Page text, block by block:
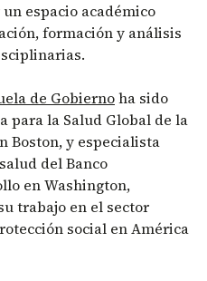
espacio académico
formación y análisis
de Gobiernoha sido
para la Salud Global de la
Boston, y especialista
del Banco
en Washington,
trabajo en el sector
social en América